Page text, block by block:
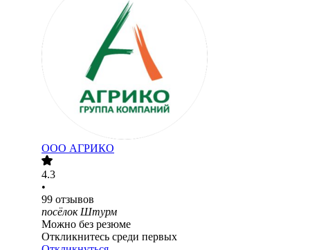
ООО АГРИКО
4.3
•
99 отзывов
посёлок Штурм
Можно без резюме
Откликнитесь среди первых